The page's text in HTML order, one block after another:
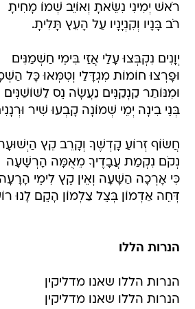
רֹאשׁ יְמִינִי נִשֵּׂאתָ וְאוֹיֵב שְׁמוֹ מָחִיתָ
רֹב בָּנָיו וְקִנְיָנָיו עַל הָעֵץ תָּלִיתָ.
יְוָנִים נִקְבְּצוּ עָלַי אֲזַי בִּימֵי חַשְׁמַנִּים
וּפָרְצוּ חוֹמוֹת מִגְדָּלַי וְטִמְּאוּ כָּל
וּמִנּוֹתַר קַנְקַנִּים נַעֲשָׂה נֵס לַשּׁוֹשַׁנִּים
בְּנֵי בִינָה יְמֵי שְׁמוֹנָה קָבְעוּ שִׁיר
חֲשׂוֹף זְרוֹעַ קָדְשֶׁךָ וְקָרֵב קֵץ
נְקֹם נִקְמַת עֲבָדֶיךָ מֵאֻמָּה הָרְשָׁעָה
כִּי אָרְכָה הַשָּׁעָה וְאֵין קֵץ לִימֵי הָרָעָה
דְּחֵה אַדְמוֹן בְּצֵל צַלְמוֹן הָקֵם לָנוּ
הנרות הללו
הנרות הללו שאנו מדליקין
הנרות הללו שאנו מדליקין